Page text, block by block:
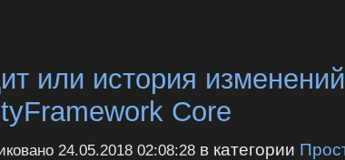
или история
Core
24.05.2018 02:08:28в категории